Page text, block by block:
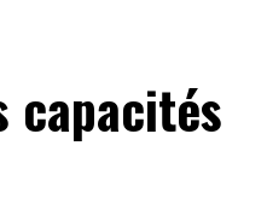
capacités